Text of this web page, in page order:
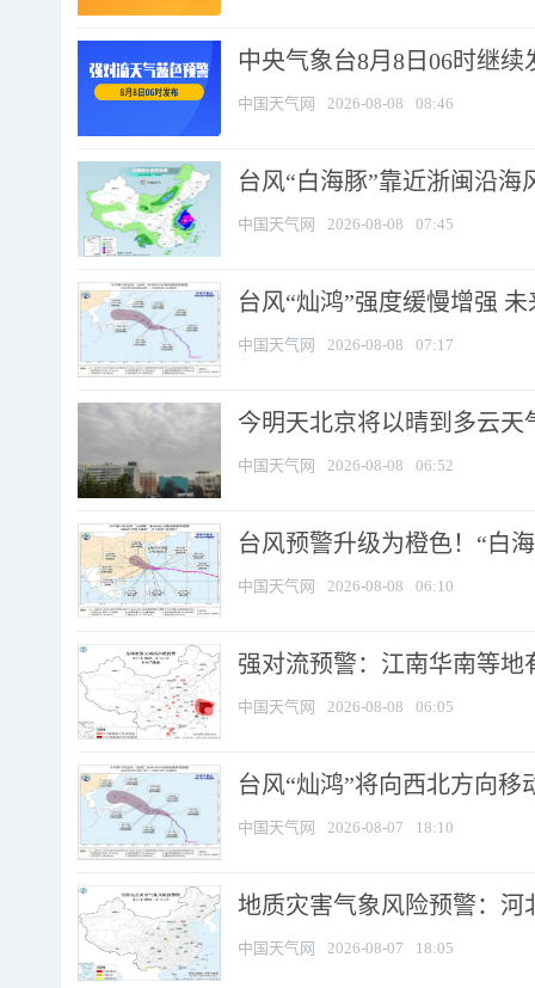
中央气象台8月8日06时继
中国天气网 2026-08-08 08:46
台风“白海豚”靠近浙闽沿
中国天气网 2026-08-08 07:45
台风“灿鸿”强度缓慢增强
中国天气网 2026-08-08 07:17
今明天北京将以晴到多云
中国天气网 2026-08-08 06:52
台风预警升级为橙色！“白
中国天气网 2026-08-08 06:10
强对流预警：江南华南等地
中国天气网 2026-08-08 06:05
台风“灿鸿”将向西北方向移
中国天气网 2026-08-07 18:10
地质灾害气象风险预警：河
中国天气网 2026-08-07 18:05